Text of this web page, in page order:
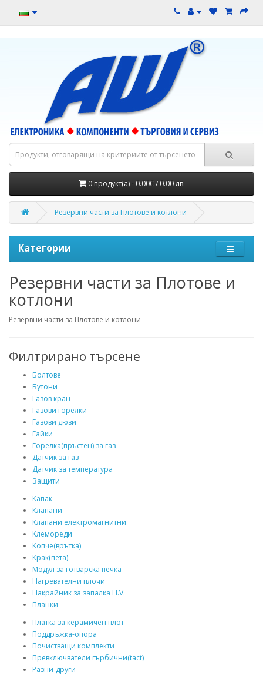
0 продукт(а) - 0.00€ / 0.00 лв.
Резервни части за Плотове и котлони
Категории
Резервни части за Плотове и
котлони
Резервни части за Плотове и котлони
Филтрирано търсене
Болтове
Бутони
Газов кран
Газови горелки
Газови дюзи
Гайки
Горелка(пръстен) за газ
Датчик за газ
Датчик за температура
Защити
Капак
Клапани
Клапани електромагнитни
Клемореди
Копче(врътка)
Крак(пета)
Модул за готварска печка
Нагревателни плочи
Накрайник за запалка H.V.
Планки
Платка за керамичен плот
Поддръжка-опора
Почистващи комплекти
Превключватели гърбични(tact)
Разни-други